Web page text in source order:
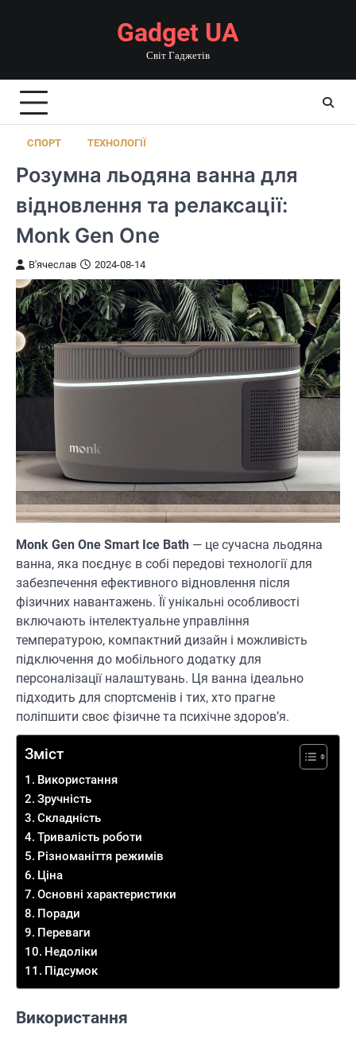
Gadget UA
Світ Гаджетів
СПОРТ ТЕХНОЛОГІЇ
Розумна льодяна ванна для
відновлення та релаксації:
Monk Gen One
В'ячеслав 2024-08-14
Monk Gen One Smart Ice Bath — це сучасна льодяна
ванна, яка поєднує в собі передові технології для
забезпечення ефективного відновлення після
фізичних навантажень. Її унікальні особливості
включають інтелектуальне управління
температурою, компактний дизайн і можливість
підключення до мобільного додатку для
персоналізації налаштувань. Ця ванна ідеально
підходить для спортсменів і тих, хто прагне
поліпшити своє фізичне та психічне здоров’я.
Зміст
Використання
Зручність
Складність
Тривалість роботи
Різноманіття режимів
Ціна
Основні характеристики
Поради
Переваги
Недоліки
Підсумок
Використання